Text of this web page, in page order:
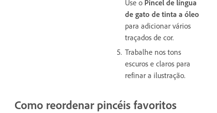
Use o Pincel de língua
de gato de tinta a óleo
para adicionar vários
traçados de cor.
Trabalhe nos tons
escuros e claros para
refinar a ilustração.
Como reordenar pincéis favoritos